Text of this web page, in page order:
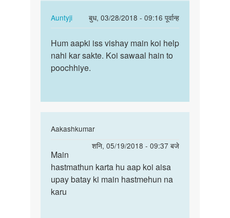
apki
kya
by
Auntyji
jrurat
h…
Auntyji
बुध, 03/28/2018 - 09:16 पूर्वान्ह
In
reply
to
mujhe
sex
jrurat
h…
by
Hum
aapki
iss
Hum aapki iss vishay main koi help
nahi kar sakte. Koi sawaal hain to
poochhiye.
Aakashkumar
शनि, 05/19/2018 - 09:37 बजे
In
reply
Hello
bete.
Main
hastmathun
karta
hu
Main
hastmathun karta hu aap koi aisa
upay batay ki main hastmehun na
karu